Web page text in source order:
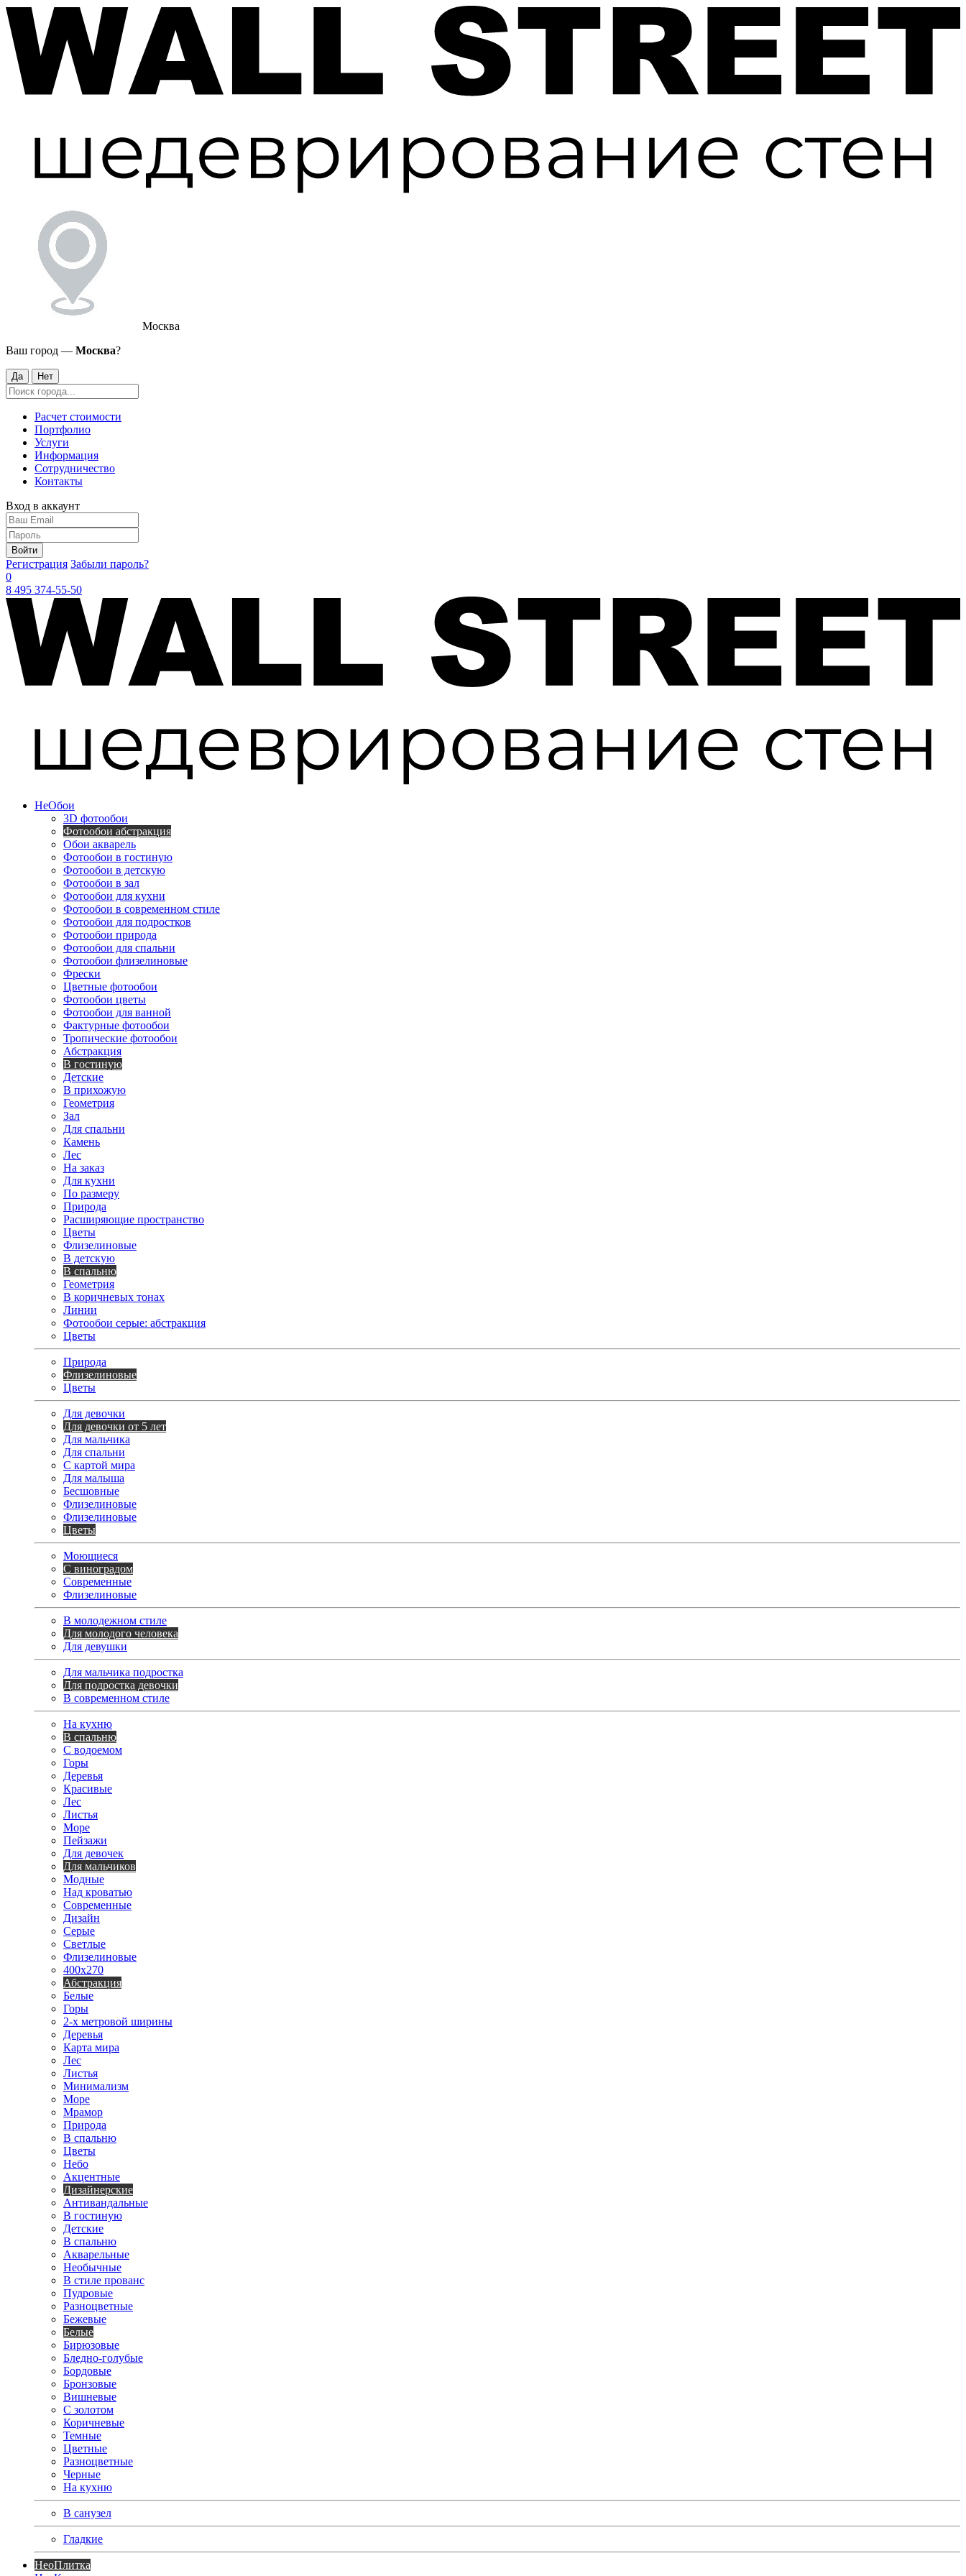
Москва
Ваш город — Москва?
Да Нет
Расчет стоимости
Портфолио
Услуги
Информация
Сотрудничество
Контакты
Вход в аккаунт
Войти
Регистрация Забыли пароль?
0
8 495 374-55-50
НеОбои
3D фотообои
Фотообои абстракция
Обои акварель
Фотообои в гостиную
Фотообои в детскую
Фотообои в зал
Фотообои для кухни
Фотообои в современном стиле
Фотообои для подростков
Фотообои природа
Фотообои для спальни
Фотообои флизелиновые
Фрески
Цветные фотообои
Фотообои цветы
Фотообои для ванной
Фактурные фотообои
Тропические фотообои
Абстракция
В гостиную
Детские
В прихожую
Геометрия
Зал
Для спальни
Камень
Лес
На заказ
Для кухни
По размеру
Природа
Расширяющие пространство
Цветы
Флизелиновые
В детскую
В спальню
Геометрия
В коричневых тонах
Линии
Фотообои серые: абстракция
Цветы
Природа
Флизелиновые
Цветы
Для девочки
Для девочки от 5 лет
Для мальчика
Для спальни
С картой мира
Для малыша
Бесшовные
Флизелиновые
Флизелиновые
Цветы
Моющиеся
С виноградом
Современные
Флизелиновые
В молодежном стиле
Для молодого человека
Для девушки
Для мальчика подростка
Для подростка девочки
В современном стиле
На кухню
В спальню
С водоемом
Горы
Деревья
Красивые
Лес
Листья
Море
Пейзажи
Для девочек
Для мальчиков
Модные
Над кроватью
Современные
Дизайн
Серые
Светлые
Флизелиновые
400х270
Абстракция
Белые
Горы
2-х метровой ширины
Деревья
Карта мира
Лес
Листья
Минимализм
Море
Мрамор
Природа
В спальню
Цветы
Небо
Акцентные
Дизайнерские
Антивандальные
В гостиную
Детские
В спальню
Акварельные
Необычные
В стиле прованс
Пудровые
Разноцветные
Бежевые
Белые
Бирюзовые
Бледно-голубые
Бордовые
Бронзовые
Вишневые
С золотом
Коричневые
Темные
Цветные
Разноцветные
Черные
На кухню
В санузел
Гладкие
НеоПлитка